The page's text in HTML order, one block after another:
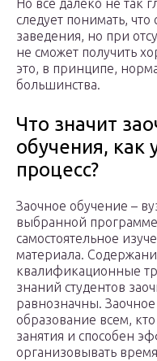
Но все далеко не так
следует понимать,
заведения, но при
не сможет получить
это, в принципе,
большинства.
Что значит
обучения, как
процесс?
Заочное обучение –
выбранной
самостоятельное
материала.
квалификационные
знаний студентов
равнозначны. Заочное
образование всем,
занятия и способен
организовывать